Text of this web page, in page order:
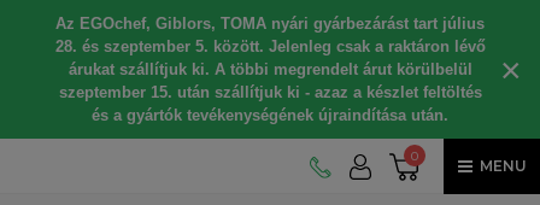
Az EGOchef, Giblors, TOMA nyári gyárbezárást tart július
28. és szeptember 5. között. Jelenleg csak a raktáron lévő
árukat szállítjuk ki. A többi megrendelt árut körülbelül
szeptember 15. után szállítjuk ki - azaz a készlet feltöltés
és a gyártók tevékenységének újraindítása után.
×
0
MENU